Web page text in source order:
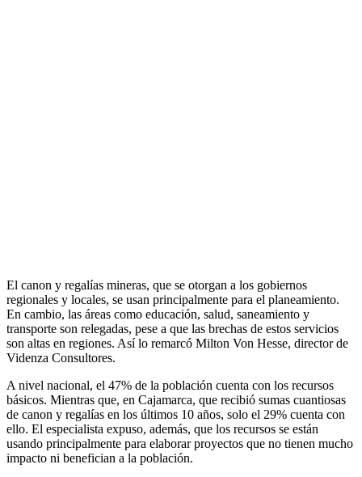
El canon y regalías mineras, que se otorgan a los gobiernos
regionales y locales, se usan principalmente para el planeamiento.
En cambio, las áreas como educación, salud, saneamiento y
transporte son relegadas, pese a que las brechas de estos servicios
son altas en regiones. Así lo remarcó Milton Von Hesse, director de
Videnza Consultores.
A nivel nacional, el 47% de la población cuenta con los recursos
básicos. Mientras que, en Cajamarca, que recibió sumas cuantiosas
de canon y regalías en los últimos 10 años, solo el 29% cuenta con
ello. El especialista expuso, además, que los recursos se están
usando principalmente para elaborar proyectos que no tienen mucho
impacto ni benefician a la población.